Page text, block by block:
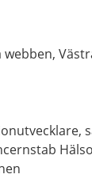
webben,